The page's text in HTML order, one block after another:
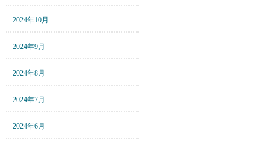
2024年10月
2024年9月
2024年8月
2024年7月
2024年6月